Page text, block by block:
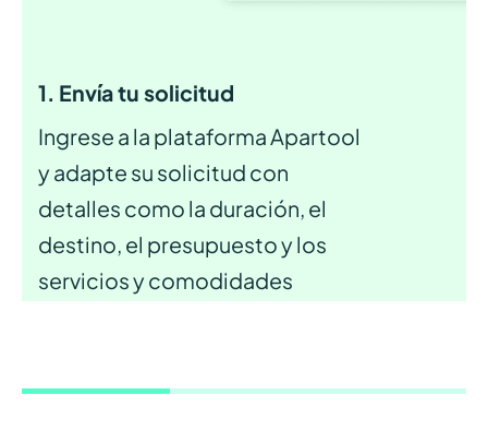
1. Envía tu solicitud
Ingrese a la plataforma Apartool
y adapte su solicitud con
detalles como la duración, el
destino, el presupuesto y los
servicios y comodidades